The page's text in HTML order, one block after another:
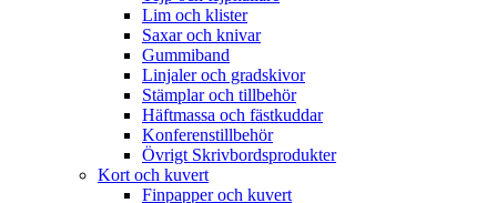
Lim och klister
Saxar och knivar
Gummiband
Linjaler och gradskivor
Stämplar och tillbehör
Häftmassa och fästkuddar
Konferenstillbehör
Övrigt Skrivbordsprodukter
Kort och kuvert
Finpapper och kuvert